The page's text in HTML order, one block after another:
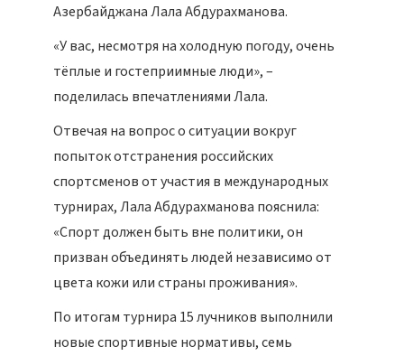
Азербайджана Лала Абдурахманова.
«У вас, несмотря на холодную погоду, очень
тёплые и гостеприимные люди», –
поделилась впечатлениями Лала.
Отвечая на вопрос о ситуации вокруг
попыток отстранения российских
спортсменов от участия в международных
турнирах, Лала Абдурахманова пояснила:
«Спорт должен быть вне политики, он
призван объединять людей независимо от
цвета кожи или страны проживания».
По итогам турнира 15 лучников выполнили
новые спортивные нормативы, семь